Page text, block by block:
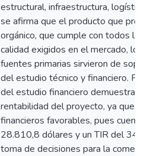
estructural, infraestructura,
se afirma que el producto que
orgánico, que cumple con todos
calidad exigidos en el mercado,
fuentes primarias sirvieron de
del estudio técnico y financiero.
del estudio financiero demuestra
rentabilidad del proyecto, ya que
financieros favorables, pues
28.810,8 dólares y un TIR del
toma de decisiones para la